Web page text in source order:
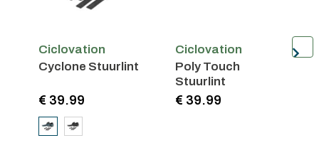
Ciclovation
Cyclone Stuurlint
€ 39.99
Ciclovation
Poly Touch
Stuurlint
€ 39.99